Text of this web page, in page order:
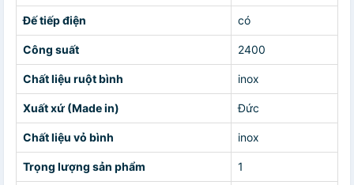
Đế tiếp điện có
Công suất 2400
Chất liệu ruột bình inox
Xuất xứ (Made in) Đức
Chất liệu vỏ bình inox
Trọng lượng sản phẩm 1